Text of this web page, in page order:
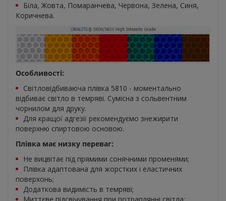
Біла, Жовта, Помаранчева, Червона, Зелена, Синя,
Коричнева.
Особливості:
Світловідбиваюча плівка 5810 - моментально
відбиває світло в темряві. Сумісна з сольвентним
чорнилом для друку.
Для кращої адгезії рекомендуємо знежирити
поверхню спиртовою основою.
Плівка має низку переваг:
Не вицвітає під прямими сонячними променями;
Плівка адаптована для жорстких і еластичних
поверхонь;
Додаткова видимість в темряві;